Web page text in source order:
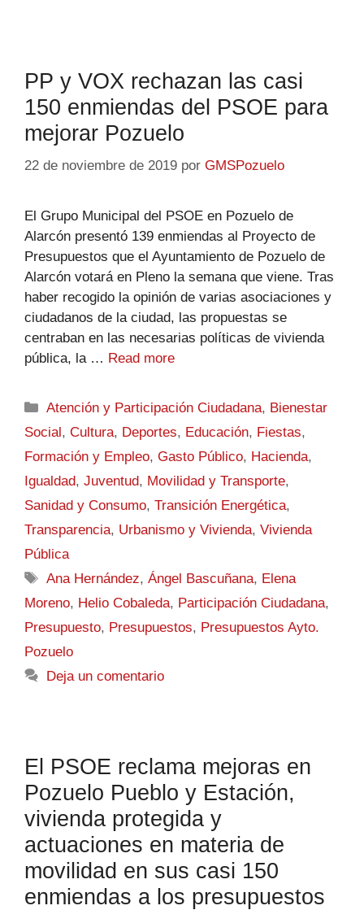
PP y VOX rechazan las casi
150 enmiendas del PSOE para
mejorar Pozuelo
22 de noviembre de 2019 por GMSPozuelo
El Grupo Municipal del PSOE en Pozuelo de
Alarcón presentó 139 enmiendas al Proyecto de
Presupuestos que el Ayuntamiento de Pozuelo de
Alarcón votará en Pleno la semana que viene. Tras
haber recogido la opinión de varias asociaciones y
ciudadanos de la ciudad, las propuestas se
centraban en las necesarias políticas de vivienda
pública, la … Read more
Atención y Participación Ciudadana, Bienestar
Social, Cultura, Deportes, Educación, Fiestas,
Formación y Empleo, Gasto Público, Hacienda,
Igualdad, Juventud, Movilidad y Transporte,
Sanidad y Consumo, Transición Energética,
Transparencia, Urbanismo y Vivienda, Vivienda
Pública
Ana Hernández,Ángel Bascuñana, Elena
Moreno, Helio Cobaleda, Participación Ciudadana,
Presupuesto, Presupuestos, Presupuestos Ayto.
Pozuelo
Deja un comentario
El PSOE reclama mejoras en
Pozuelo Pueblo y Estación,
vivienda protegida y
actuaciones en materia de
movilidad en sus casi 150
enmiendas a los presupuestos